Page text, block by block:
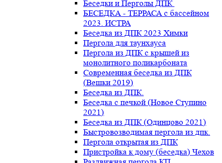
Беседки и Перголы ДПК
БЕСЕДКА - ТЕРРАСА с бассейном
2023. ИСТРА
Беседка из ДПК 2023 Химки
Пергола для таунхауса
Пергола из ДПК с крышей из
монолитного поликарбоната
Современная беседка из ДПК
(Вешки 2019)
Беседка из ДПК.
Беседка с печкой (Новое Ступино
2021)
Беседка из ДПК (Одинцово 2021)
Быстровозводимая пергола из дпк.
Пергола открытая из ДПК
Пристройка к дому (беседка) Чехов